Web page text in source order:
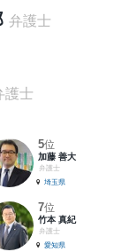
弁護士
護士
5位
加藤 善大
弁護士
埼玉県
7位
竹本 真紀
弁護士
愛知県